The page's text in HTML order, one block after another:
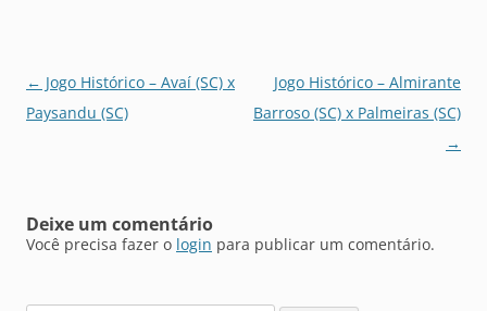
Navegação
de
← Jogo Histórico – Avaí (SC) x
Paysandu (SC)
Jogo Histórico – Almirante
Barroso (SC) x Palmeiras (SC)
→
Deixe um comentário
Você precisa fazer o login para publicar um comentário.